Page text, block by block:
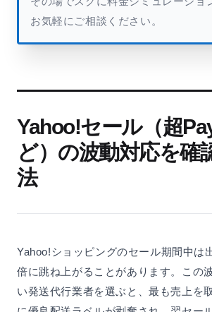
お気軽にご相談ください。
Yahoo!セール（超
ど）の波動対応を確
法
Yahoo!ショッピングのセール期間中は
倍に跳ね上がることがあります。この
い発送代行業者を選ぶと、最も売上を